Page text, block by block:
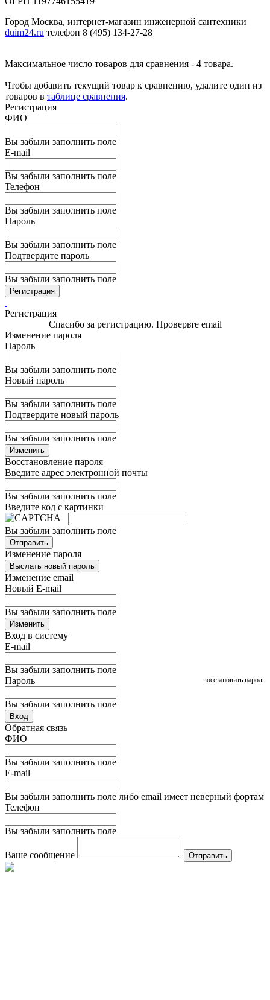
Город Москва, интернет-магазин инженерной сантехники
duim24.ru телефон 8 (495) 134-27-28
Максимальное число товаров для сравнения - 4 товара.
Чтобы добавить текущий товар к сравнению, удалите один из
товаров в таблице сравнения.
Регистрация
ФИО
Вы забыли заполнить поле
E-mail
Вы забыли заполнить поле
Телефон
Вы забыли заполнить поле
Пароль
Вы забыли заполнить поле
Подтвердите пароль
Вы забыли заполнить поле
Регистрация
Регистрация
Спасибо за регистрацию. Проверьте email
Изменение пароля
Пароль
Вы забыли заполнить поле
Новый пароль
Вы забыли заполнить поле
Подтвердите новый пароль
Вы забыли заполнить поле
Изменить
Восстановление пароля
Введите адрес электронной почты
Вы забыли заполнить поле
Введите код с картинки
Вы забыли заполнить поле
Отправить
Изменение пароля
Выслать новый пароль
Изменение email
Новый E-mail
Вы забыли заполнить поле
Изменить
Вход в систему
E-mail
Вы забыли заполнить поле
Пароль
Вы забыли заполнить поле
восстановить пароль
Вход
Обратная связь
ФИО
Вы забыли заполнить поле
E-mail
Вы забыли заполнить поле либо email имеет неверный фортам
Телефон
Вы забыли заполнить поле
Ваше сообщение Отправить